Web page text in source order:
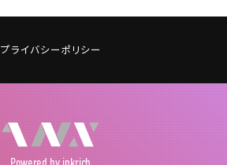
プライバシーポリシー